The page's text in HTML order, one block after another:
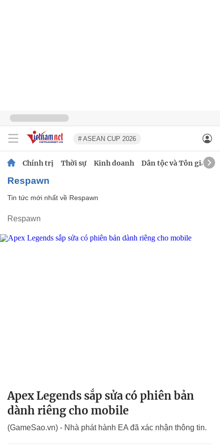
# ASEAN CUP 2026
Chính trị Thời sự Kinh doanh Dân tộc và Tôn giáo
Respawn
Tin tức mới nhất về Respawn
Respawn
Apex Legends sắp sửa có phiên bản
dành riêng cho mobile
(GameSao.vn) - Nhà phát hành EA đã xác nhận thông tin.